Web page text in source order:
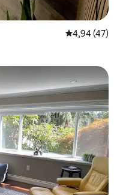
Évaluation
4,94 (47)
appréciés